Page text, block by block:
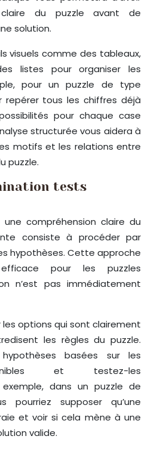
claire du puzzle avant de
solution.
visuels comme des tableaux,
listes pour organiser les
pour un puzzle de type
repérer tous les chiffres déjà
pour chaque case
structurée vous aidera à
motifs et les relations entre
puzzle.
tests
compréhension claire du
consiste à procéder par
hypothèses. Cette approche
pour les puzzles
n’est pas immédiatement
options qui sont clairement
les règles du puzzle.
basées sur les
et testez-les
dans un puzzle de
pourriez supposer qu’une
et voir si cela mène à une
valide.